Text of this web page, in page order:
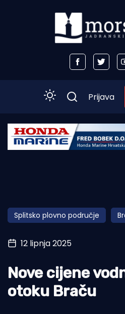
Početna
Obala
Otoci
Turizam i nautika
Pomorstvo
Ribolov
Prijava
Splitsko plovno područje
12 lipnja 2025
Nove cijene
otoku Braču